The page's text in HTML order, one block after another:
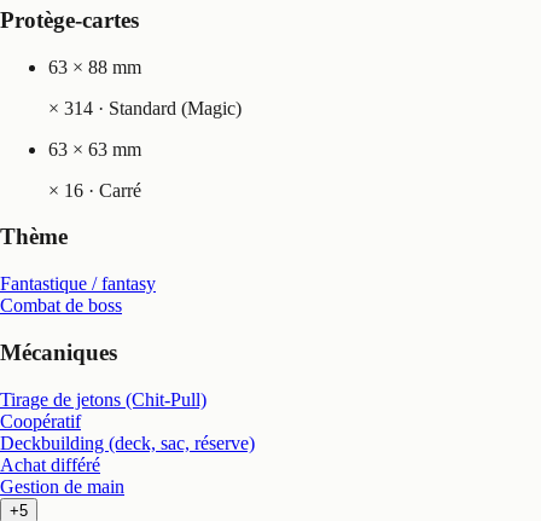
Protège-cartes
63 × 88 mm
× 314 · Standard (Magic)
63 × 63 mm
× 16 · Carré
Thème
Fantastique / fantasy
Combat de boss
Mécaniques
Tirage de jetons (Chit-Pull)
Coopératif
Deckbuilding (deck, sac, réserve)
Achat différé
Gestion de main
+5